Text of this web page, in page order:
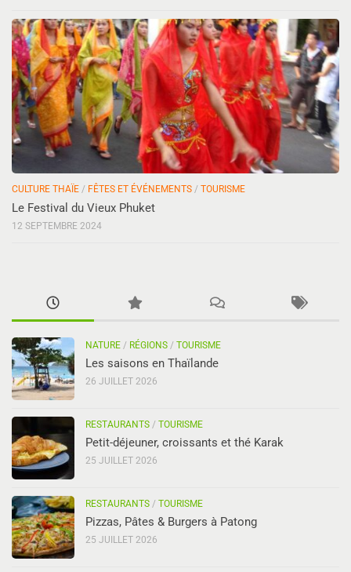
CULTURE THAÏE / FÊTES ET ÉVÉNEMENTS / TOURISME
Le Festival du Vieux Phuket
12 SEPTEMBRE 2024
NATURE / RÉGIONS / TOURISME
Les saisons en Thaïlande
26 JUILLET 2026
RESTAURANTS / TOURISME
Petit-déjeuner, croissants et thé Karak
25 JUILLET 2026
RESTAURANTS / TOURISME
Pizzas, Pâtes & Burgers à Patong
25 JUILLET 2026